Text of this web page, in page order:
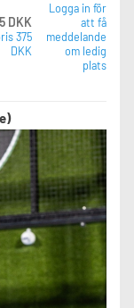
DKK
375
DKK
Logga in för
att få
meddelande
om ledig
plats